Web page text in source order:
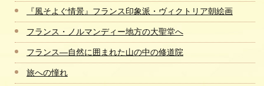
『風そよぐ情景』フランス印象派・ヴィクトリア朝絵画
フランス・ノルマンディー地方の大聖堂へ
フランス―自然に囲まれた山の中の修道院
旅への憧れ